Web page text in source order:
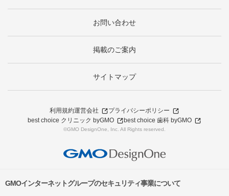
お問い合わせ
掲載のご案内
サイトマップ
利用規約運営会社
プライバシーポリシー
best choice クリニック byGMO
best choice 歯科 byGMO
©GMO DesignOne, Inc. All Rights reserved.
GMOインターネットグループのセキュリティ事業について